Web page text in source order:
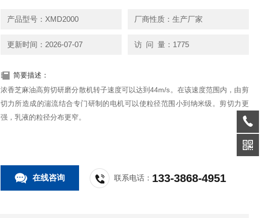
产品型号：XMD2000 厂商性质：生产厂家
更新时间：2026-07-07 访 问 量：1775
简要描述：
浓香芝麻油高剪切研磨分散机转子速度可以达到44m/s。在该速度范围内，由剪
切力所造成的湍流结合专门研制的电机可以使粒径范围小到纳米级。剪切力更
强，乳液的粒径分布更窄。
在线咨询 联系电话： 133-3868-4951